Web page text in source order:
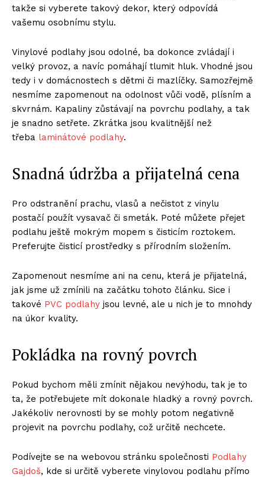
takže si vyberete takový dekor, který odpovídá
vašemu osobnímu stylu.
Vinylové podlahy jsou odolné, ba dokonce zvládají i
velký provoz, a navíc pomáhají tlumit hluk. Vhodné jsou
tedy i v domácnostech s dětmi či mazlíčky. Samozřejmě
nesmíme zapomenout na odolnost vůči vodě, plísním a
skvrnám. Kapaliny zůstávají na povrchu podlahy, a tak
je snadno setřete. Zkrátka jsou kvalitnější než
třeba laminátové podlahy.
Snadná údržba a přijatelná cena
Pro odstranění prachu, vlasů a nečistot z vinylu
postačí použít vysavač či smeták. Poté můžete přejet
podlahu ještě mokrým mopem s čisticím roztokem.
Preferujte čisticí prostředky s přírodním složením.
Zapomenout nesmíme ani na cenu, která je přijatelná,
jak jsme už zmínili na začátku tohoto článku. Sice i
takové PVC podlahy jsou levné, ale u nich je to mnohdy
na úkor kvality.
Pokládka na rovný povrch
Pokud bychom měli zmínit nějakou nevýhodu, tak je to
ta, že potřebujete mít dokonale hladký a rovný povrch.
Jakékoliv nerovnosti by se mohly potom negativně
projevit na povrchu podlahy, což určitě nechcete.
Podívejte se na webovou stránku společnosti Podlahy
Gajdoš, kde si určitě vyberete vinylovou podlahu přímo